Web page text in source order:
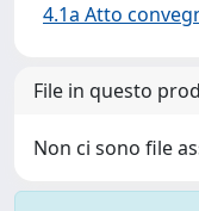
4.1a Atto
File in questo
Non ci sono file